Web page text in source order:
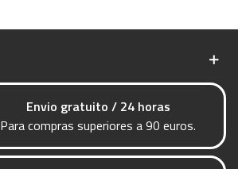
Envio gratuito / 24 horas
Para compras superiores a 90 euros.